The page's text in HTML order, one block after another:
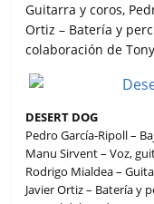
Guitarra y coros,
Ortiz – Batería y
colaboración de
DESERT DOG
Pedro García-Ripoll –
Manu Sirvent – Voz,
Rodrigo Mialdea –
Javier Ortiz – Batería y